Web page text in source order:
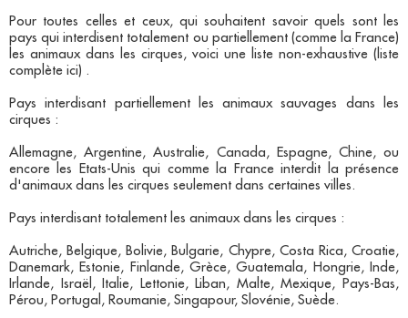
Pour toutes celles et ceux, qui souhaitent savoir quels sont les
pays qui interdisent totalement ou partiellement (comme la France)
les animaux dans les cirques, voici une liste non-exhaustive (liste
complète ici) .
Pays interdisant partiellement les animaux sauvages dans les
cirques :
Allemagne, Argentine, Australie, Canada, Espagne, Chine, ou
encore les Etats-Unis qui comme la France interdit la présence
d'animaux dans les cirques seulement dans certaines villes.
Pays interdisant totalement les animaux dans les cirques :
Autriche, Belgique, Bolivie, Bulgarie, Chypre, Costa Rica, Croatie,
Danemark, Estonie, Finlande, Grèce, Guatemala, Hongrie, Inde,
Irlande, Israël, Italie, Lettonie, Liban, Malte, Mexique, Pays-Bas,
Pérou, Portugal, Roumanie, Singapour, Slovénie, Suède.